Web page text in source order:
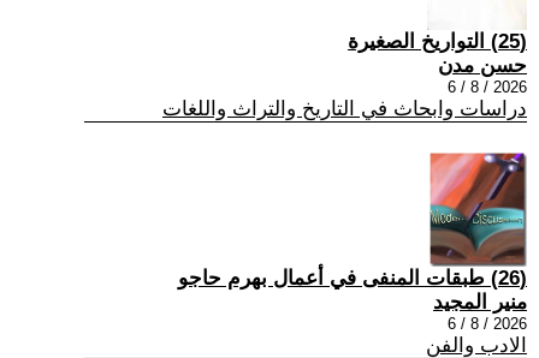
(25) التواريخ الصغيرة
حسن مدن
2026 / 8 / 6
دراسات وابحاث في التاريخ والتراث واللغات
(26) طبقات المنفى في أعمال بهرم حاجو
منير المجيد
2026 / 8 / 6
الادب والفن